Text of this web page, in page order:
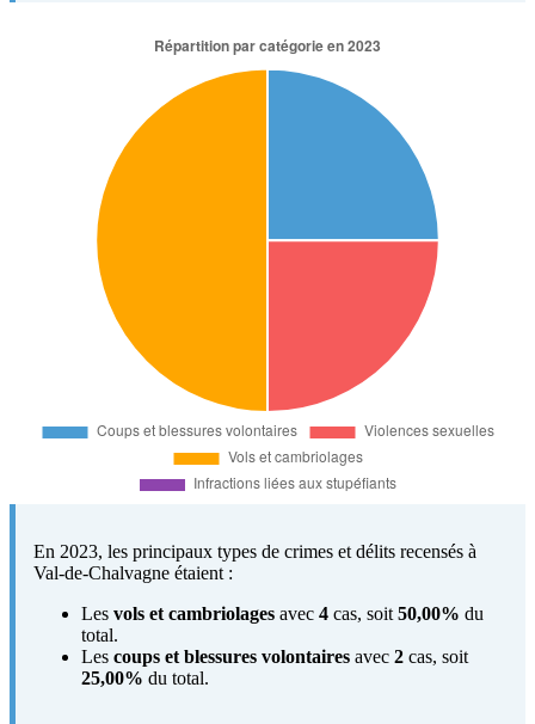
En 2023, les principaux types de crimes et délits recensés à
Val-de-Chalvagne étaient :
Les vols et cambriolages avec 4 cas, soit 50,00% du
total.
Les coups et blessures volontaires avec 2 cas, soit
25,00% du total.